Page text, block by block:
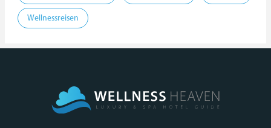
Wellnessreisen